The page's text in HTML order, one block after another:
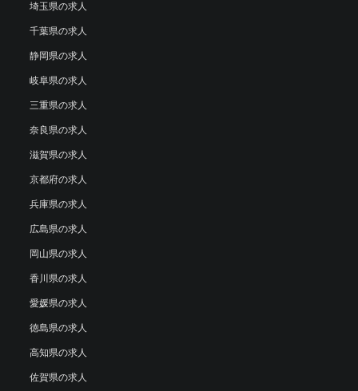
埼玉県の求人
千葉県の求人
静岡県の求人
岐阜県の求人
三重県の求人
奈良県の求人
滋賀県の求人
京都府の求人
兵庫県の求人
広島県の求人
岡山県の求人
香川県の求人
愛媛県の求人
徳島県の求人
高知県の求人
佐賀県の求人